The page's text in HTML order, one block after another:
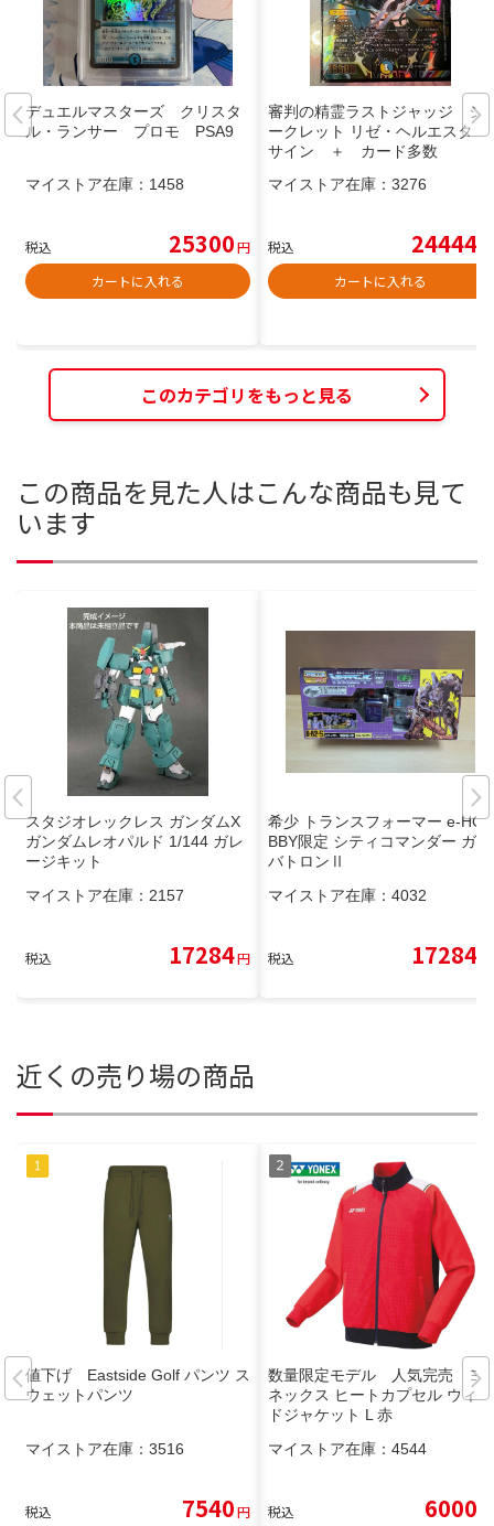
デュエルマスターズ クリスタ
ル・ランサー プロモ PSA9
マイストア在庫： 1458
税込 25300円
カートに入れる
審判の精霊ラストジャッジ シ
ークレット リゼ・ヘルエスタ
サイン ＋ カード多数
マイストア在庫： 3276
税込 24444
カートに入れる
このカテゴリをもっと見る
この商品を見た人はこんな商品も見て
います
スタジオレックレス ガンダムX
ガンダムレオパルド 1/144 ガレ
ージキット
マイストア在庫： 2157
税込 17284円
希少 トランスフォーマー e-HO
BBY限定 シティコマンダー ガル
バトロンⅡ
マイストア在庫： 4032
税込 17284
近くの売り場の商品
値下げ Eastside Golf パンツ ス
ウェットパンツ
マイストア在庫： 3516
税込 7540円
数量限定モデル 人気完売 ヨ
ネックス ヒートカプセル ウィン
ドジャケット L 赤
マイストア在庫： 4544
税込 6000